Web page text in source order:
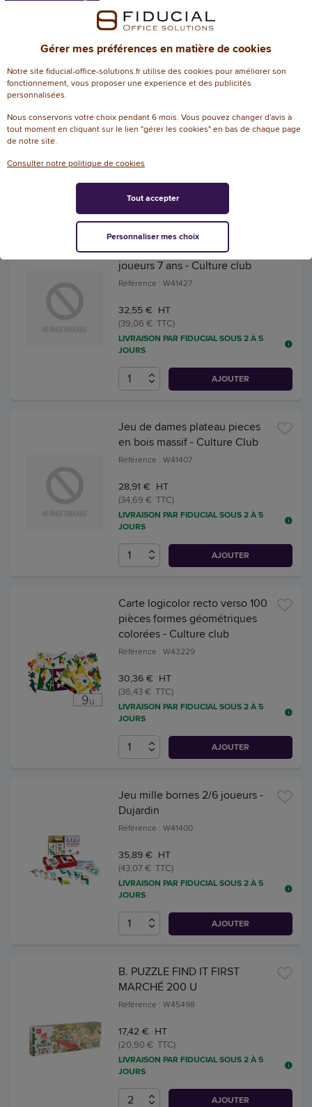
gr - Innspiro
Référence : W43080
5,53 € HT
(6,64 € TTC)
JOURS
AJOUTER
Jeu d'échecs plateau 30 x
30cm pièces bois massif 2
joueurs 7 ans - Culture club
Référence : W41427
32,55 € HT
(39,06 € TTC)
LIVRAISON PAR FIDUCIAL SOUS 2 À 5
JOURS
AJOUTER
Jeu de dames plateau pieces
en bois massif - Culture Club
Référence : W41407
28,91 € HT
(34,69 € TTC)
LIVRAISON PAR FIDUCIAL SOUS 2 À 5
JOURS
AJOUTER
Carte logicolor recto verso 100
pièces formes géométriques
colorées - Culture club
Référence : W43229
30,36 € HT
(36,43 € TTC)
LIVRAISON PAR FIDUCIAL SOUS 2 À 5
JOURS
AJOUTER
Jeu mille bornes 2/6 joueurs -
Dujardin
Référence : W41400
35,89 € HT
(43,07 € TTC)
LIVRAISON PAR FIDUCIAL SOUS 2 À 5
JOURS
AJOUTER
B. PUZZLE FIND IT FIRST
MARCHÉ 200 U
Référence : W45498
17,42 € HT
(20,90 € TTC)
LIVRAISON PAR FIDUCIAL SOUS 2 À 5
JOURS
AJOUTER
Gérer mes préférences en matière de cookies
Notre site fiducial-office-solutions.fr utilise des cookies pour améliorer son
fonctionnement, vous proposer une experience et des publicités
personnalisées.
Nous conservons votre choix pendant 6 mois. Vous pouvez changer d'avis à
tout moment en cliquant sur le lien "gérer les cookies" en bas de chaque page
de notre site.
Consulter notre politique de cookies
Personnaliser mes choix
Tout accepter